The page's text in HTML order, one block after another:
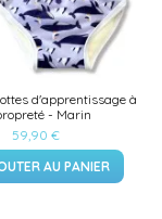
d'apprentissage à
- Marin
59,90 €
AU PANIER